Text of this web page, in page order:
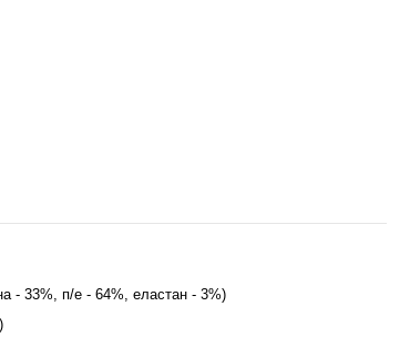
- 33%, п/е - 64%, еластан - 3%)